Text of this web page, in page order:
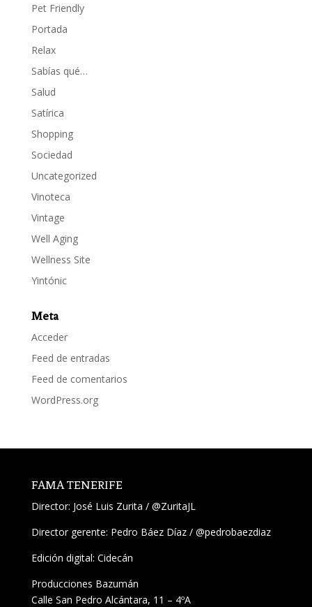
Pet Friendly
Portada
Relax
Sabías qué…
Salud
Satírica
Shopping
Sociedad
Uncategorized
Vinoteca
Vintage
Well Aging
Wellness Site
Yintónic
Meta
Acceder
Feed de entradas
Feed de comentarios
WordPress.org
FAMA TENERIFE
Director: José Luis Zurita / @ZuritaJL
Director gerente: Pedro Báez Díaz / @pedrobaezdiaz
Edición digital: Cidecán
Producciones Bazumán
Calle San Pedro Alcántara, 11 – 4ºA